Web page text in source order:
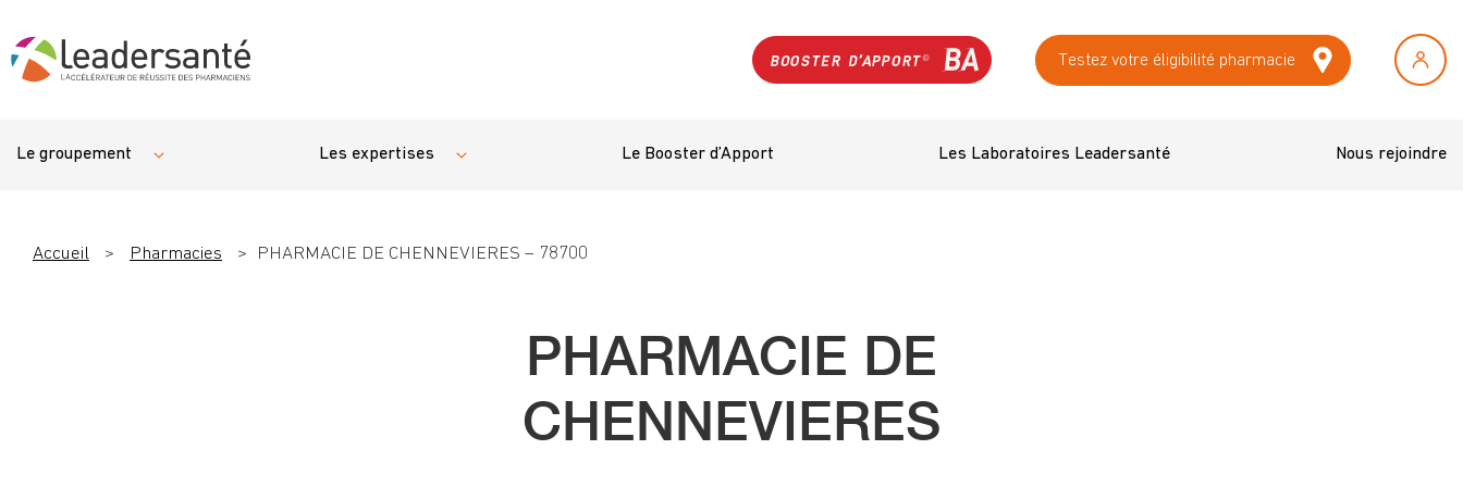
Testez votre éligibilité pharmacie
Le groupement Les expertises Le Booster d’Apport Les Laboratoires Leadersanté Nous rejoindre
Accueil > Pharmacies > PHARMACIE DE CHENNEVIERES – 78700
PHARMACIE DE
CHENNEVIERES